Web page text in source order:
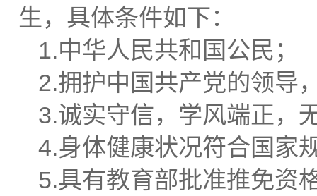
生，具体条件如下：
1.中华人民共和国公民；
2.拥护中国共产党的领导
3.诚实守信，学风端正，
4.身体健康状况符合国家
5.具有教育部批准推免资